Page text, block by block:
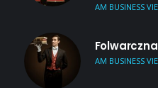
AM BUSINESS
AM BUSINESS